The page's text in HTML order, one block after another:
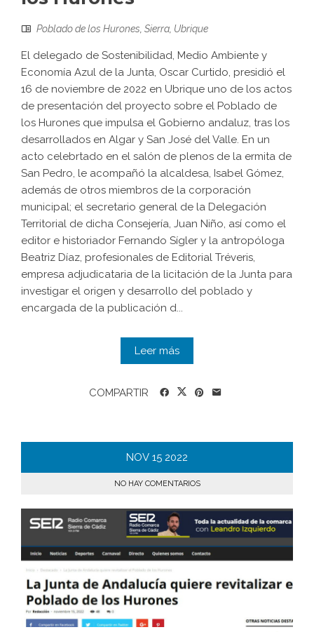
Poblado de los Hurones Sierra Ubrique
El delegado de Sostenibilidad, Medio Ambiente y
Economía Azul de la Junta, Oscar Curtido, presidió el
16 de noviembre de 2022 en Ubrique uno de los actos
de presentación del proyecto sobre el Poblado de
los Hurones que impulsa el Gobierno andaluz, tras los
desarrollados en Algar y San José del Valle. En un
acto celebrtado en el salón de plenos de la ermita de
San Pedro, le acompañó la alcaldesa, Isabel Gómez,
además de otros miembros de la corporación
municipal; el secretario general de la Delegación
Territorial de dicha Consejería, Juan Niño, así como el
editor e historiador Fernando Sígler y la antropóloga
Beatriz Díaz, profesionales de Editorial Tréveris,
empresa adjudicataria de la licitación de la Junta para
investigar el origen y desarrollo del poblado y
encargada de la publicación d...
Leer más
COMPARTIR
NOV 15 2022
NO HAY COMENTARIOS